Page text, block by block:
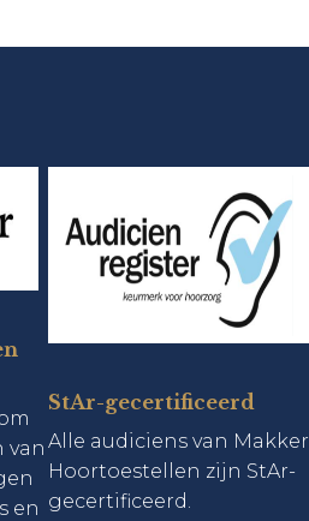
van
en
StAr-gecertificeerd
Alle audiciens van Makker
Hoortoestellen zijn StAr-
gecertificeerd.